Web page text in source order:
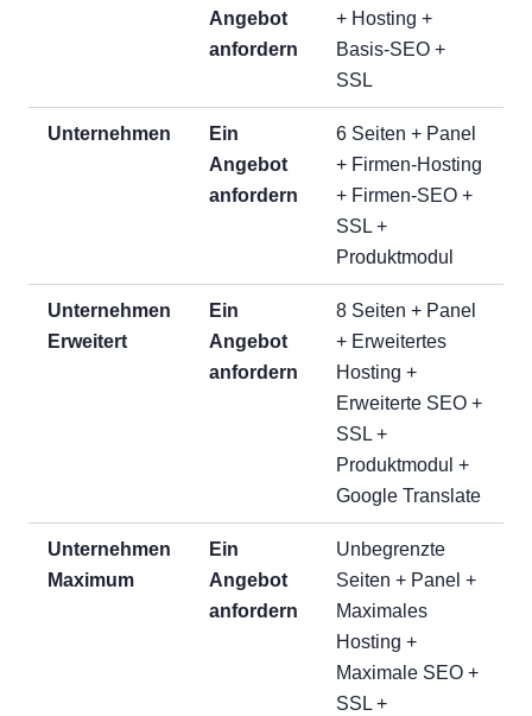
Angebot
anfordern
+ Hosting +
Basis-SEO +
SSL
Unternehmen
Ein
Angebot
anfordern
6 Seiten + Panel
+ Firmen-Hosting
+ Firmen-SEO +
SSL +
Produktmodul
Unternehmen
Erweitert
Ein
Angebot
anfordern
8 Seiten + Panel
+ Erweitertes
Hosting +
Erweiterte SEO +
SSL +
Produktmodul +
Google Translate
Unternehmen
Maximum
Ein
Angebot
anfordern
Unbegrenzte
Seiten + Panel +
Maximales
Hosting +
Maximale SEO +
SSL +